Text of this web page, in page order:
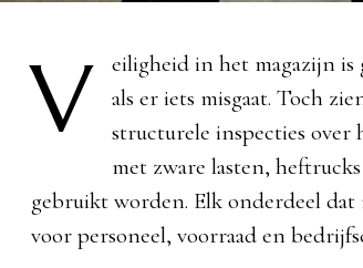
V
eiligheid in het magazijn is
als er iets misgaat. Toch
structurele inspecties
met zware lasten,
gebruikt worden. Elk onderdeel
voor personeel, voorraad en